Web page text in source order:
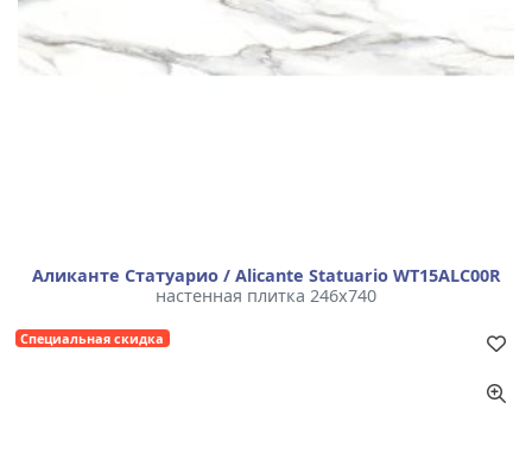
Аликанте Статуарио / Alicante Statuario WT15ALC00R
настенная плитка 246x740
Специальная скидка